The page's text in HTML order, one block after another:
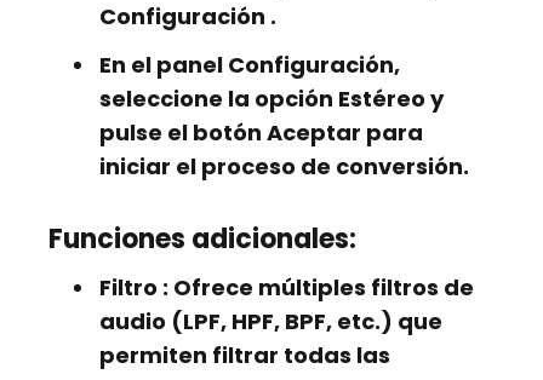
Configuración .
En el panel Configuración,
seleccione la opción Estéreo y
pulse el botón Aceptar para
iniciar el proceso de conversión.
Funciones adicionales:
Filtro : Ofrece múltiples filtros de
audio (LPF, HPF, BPF, etc.) que
permiten filtrar todas las